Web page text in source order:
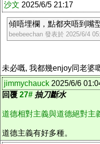
沙文 2025/6/5 21:17
傾唔埋欄，點都夾唔到嘴
beebeechan 發表於 2025/6/4
未必嘅, 我都幾enjoy同老婆
jimmychauck 2025/6/6
回覆 27# 抽刀斷水
道德相對主義與道德絕對主
道德主義有好多種。